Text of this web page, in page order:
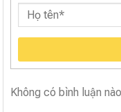
Không có bình luận nào